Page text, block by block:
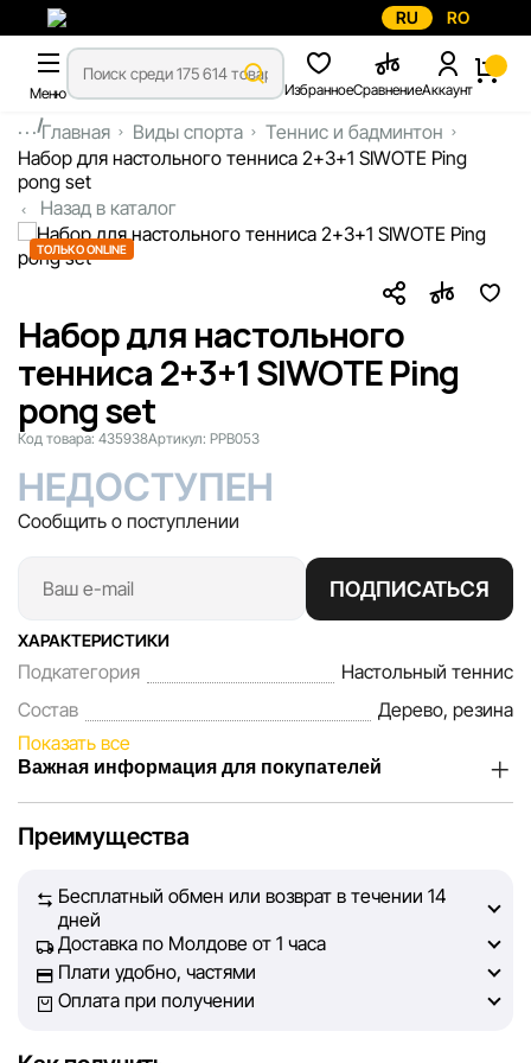
RU RO
Меню ИзбранноеСравнениеАккаунт
...Главная Виды спорта
Теннис и бадминтон
Набор для настольного тенниса 2+3+1 SIWOTE Ping
pong set
Назад в каталог
ТОЛЬКО ONLINE
Набор для настольного
тенниса 2+3+1 SIWOTE Ping
pong set
Код товара: 435938Артикул: PPB053
НЕДОСТУПЕН
Сообщить о поступлении
ПОДПИСАТЬСЯ
ХАРАКТЕРИСТИКИ
Подкатегория
Настольный теннис
Состав
Дерево, резина
Показать все
Важная информация для покупателей
наших покупателей. Каждый день мы работаем над тем,
на сайте, была максимально полной, объективной и
актуальной. Наша цель — обеспечить вас достоверной
информацией, чтобы вы смогли принять лучшее
решение о покупке.
Преимущества
Бесплатный обмен или возврат в течении 14
дней
Доставка по Молдове от 1 часа
Плати удобно, частями
Оплата при получении